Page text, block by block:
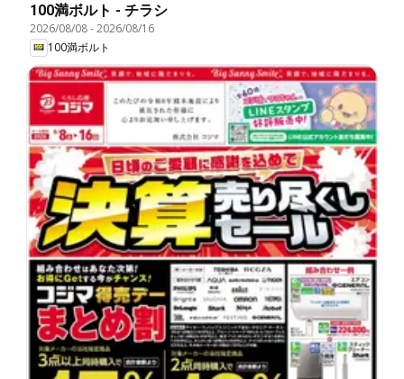
100満ボルト - チラシ
2026/08/08-2026/08/16
100満ボルト